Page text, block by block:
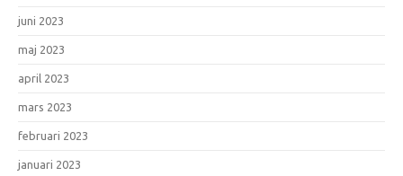
juni 2023
maj 2023
april 2023
mars 2023
februari 2023
januari 2023